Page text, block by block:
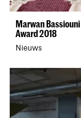
Marwan
Award 2018
Nieuws